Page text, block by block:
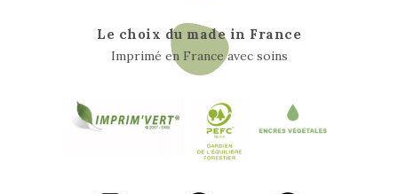
Le choix du made in France
Imprimé en France avec soins